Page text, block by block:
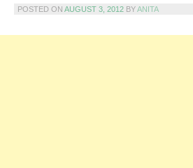
POSTED ON AUGUST 3, 2012 BYANITA